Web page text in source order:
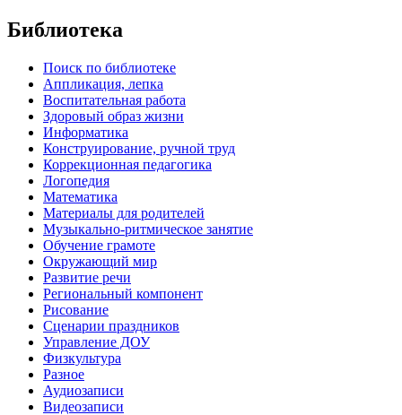
Библиотека
Поиск по библиотеке
Аппликация, лепка
Воспитательная работа
Здоровый образ жизни
Информатика
Конструирование, ручной труд
Коррекционная педагогика
Логопедия
Математика
Материалы для родителей
Музыкально-ритмическое занятие
Обучение грамоте
Окружающий мир
Развитие речи
Региональный компонент
Рисование
Сценарии праздников
Управление ДОУ
Физкультура
Разное
Аудиозаписи
Видеозаписи